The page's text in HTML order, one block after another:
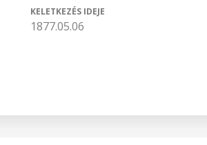
KELETKEZÉS IDEJE
1877.05.06